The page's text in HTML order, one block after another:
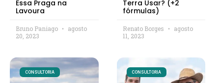
Essa Praga na
Lavoura
Bruno Paniago
agosto
20, 2023
Terra Usar? (+2
fórmulas)
Renato Borges
agosto
11, 2023
CONSULTORIA CONSULTORIA